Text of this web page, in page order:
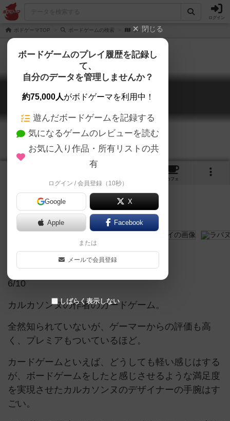
ログイン
ボドゲーマTOP ボードゲームの検索 ラパヌイ
ラパヌイ
Rapa Nui
カフェ
アラカルトカードゲーム賞
6/10
カルカソンヌの作者のカードゲーム。
全然知られていないが、ゲーマーからの評価も高
く、プレミアもついているほど。
カードゲームといえば、どうしても軽い感じはする
が、ボードゲームをしたと感じさせるような満足度
を実現させたカルカソンヌのデザイナーの手腕はす
ごい。
閉じる
ボードゲームのプレイ履歴を記録し
て、
自分のデータを管理しませんか？
約75,000人がボドゲーマを利用中！
遊んだボードゲームを記録する
気になるゲームのレビューを読む
お気に入り作品・所有リストの共
有
ログイン / 会員登録（10秒）
Google X
Apple Facebook
または
メールで会員登録
しばらく表示しない